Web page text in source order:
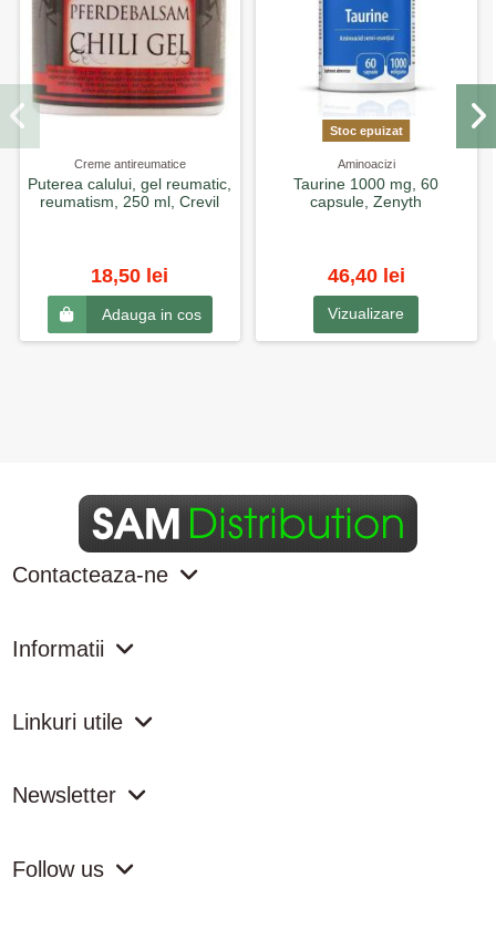
Creme antireumatice
Puterea calului, gel reumatic,
reumatism, 250 ml, Crevil
18,50 lei
Adauga in cos
Stoc epuizat
Aminoacizi
Taurine 1000 mg, 60
capsule, Zenyth
46,40 lei
Vizualizare
Contacteaza-ne
Informatii
Linkuri utile
Newsletter
Follow us